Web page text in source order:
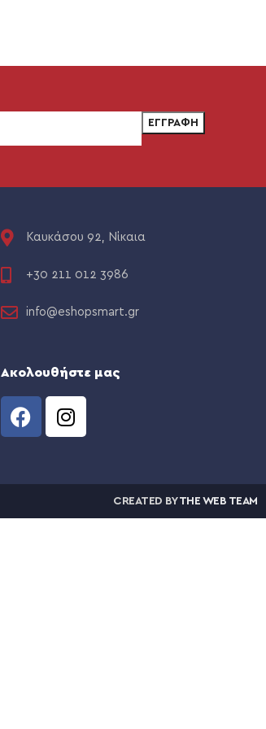
Καυκάσου 92, Νίκαια
+30 211 012 3986
info@eshopsmart.gr
Ακολουθήστε μας
CREATED BYTHE WEB TEAM